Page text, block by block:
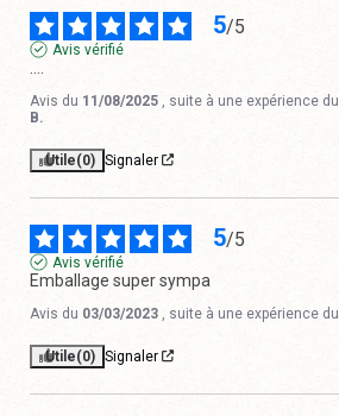
5/5
Avis vérifié
Avis du 11/08/2025 , suite à une expérience du
B.
Utile(0) Signaler
5/5
Avis vérifié
Emballage super sympa
Avis du 03/03/2023 , suite à une expérience du
Utile(0) Signaler